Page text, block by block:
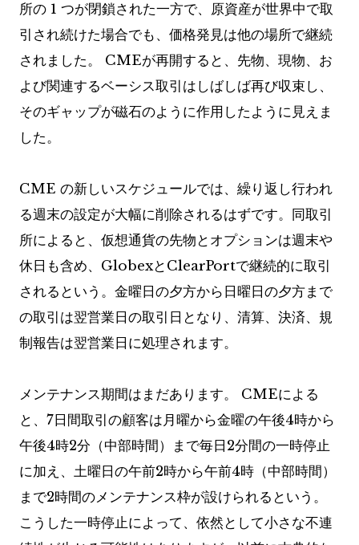
所の 1 つが閉鎖された一方で、原資産が世界中で取
引され続けた場合でも、価格発見は他の場所で継続
されました。 CMEが再開すると、先物、現物、お
よび関連するベーシス取引はしばしば再び収束し、
そのギャップが磁石のように作用したように見えま
した。
CME の新しいスケジュールでは、繰り返し行われ
る週末の設定が大幅に削除されるはずです。同取引
所によると、仮想通貨の先物とオプションは週末や
休日も含め、GlobexとClearPortで継続的に取引
されるという。金曜日の夕方から日曜日の夕方まで
の取引は翌営業日の取引日となり、清算、決済、規
制報告は翌営業日に処理されます。
メンテナンス期間はまだあります。 CMEによる
と、7日間取引の顧客は月曜から金曜の午後4時から
午後4時2分（中部時間）まで毎日2分間の一時停止
に加え、土曜日の午前2時から午前4時（中部時間）
まで2時間のメンテナンス枠が設けられるという。
こうした一時停止によって、依然として小さな不連